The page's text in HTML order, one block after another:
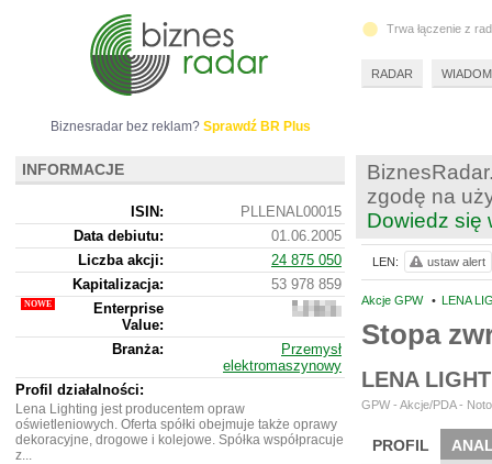
zgodę na
Dowiedz się
Akcje GPW • LENA
Stopa
LENA
GPW - Akcje/PDA -
PROFIL
LEN: ustaw alert
Biznesradar bez reklam? Sprawdź BR Plus
INFORMACJE
ISIN:
PLLENAL00015
Data debiutu:
01.06.2005
Liczba akcji:
24 875 050
Kapitalizacja:
53 978 859
Enterprise
Value:
58
859
Branża:
Przemysł
elektromaszynowy
Profil działalności:
Lena Lighting jest producentem opraw
oświetleniowych. Oferta spółki obejmuje także oprawy
dekoracyjne, drogowe i kolejowe. Spółka współpracuje
z...
Trwa łączenie z
RADAR